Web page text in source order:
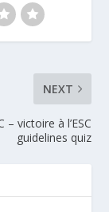
NEXT
– victoire à l’ESC
guidelines quiz